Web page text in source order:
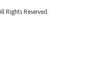
Rights Reserved.